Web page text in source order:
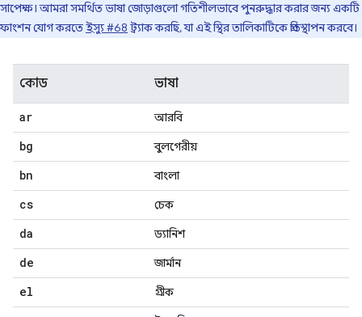
সাপেক্ষ। আমরা সমর্থিত ভাষা জোড়াগুলো গতিশীলভাবে পুনরুদ্ধার করার জন্য একটি
ফাংশন যোগ করতেইস্যু #68 ট্র্যাক করছি, যা এই স্থির তালিকাটিকে প্রতিস্থাপন করবে।
কোড ভাষা
ar আরবি
bg বুলগেরীয়
bn বাংলা
cs চেক
da ড্যানিশ
de জার্মান
el গ্রীক